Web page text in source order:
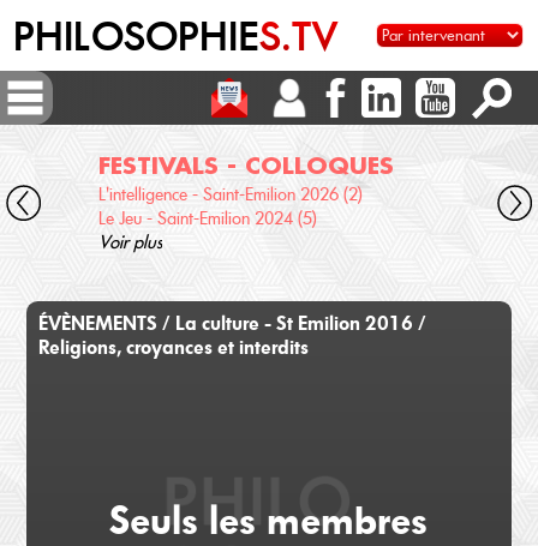
PHILOSOPHIES.TV
FESTIVALS - COLLOQUES
L'intelligence - Saint-Emilion 2026 (2)
Le Jeu - Saint-Emilion 2024 (5)
Voir plus
ÉVÈNEMENTS / La culture - St Emilion 2016 /
Religions, croyances et interdits
Seuls les membres